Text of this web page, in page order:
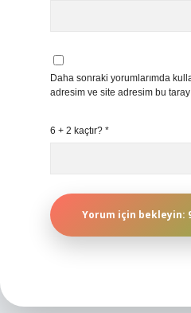
Daha sonraki yorumlarımda
adresim ve site adresim bu
6 + 2 kaçtır? *